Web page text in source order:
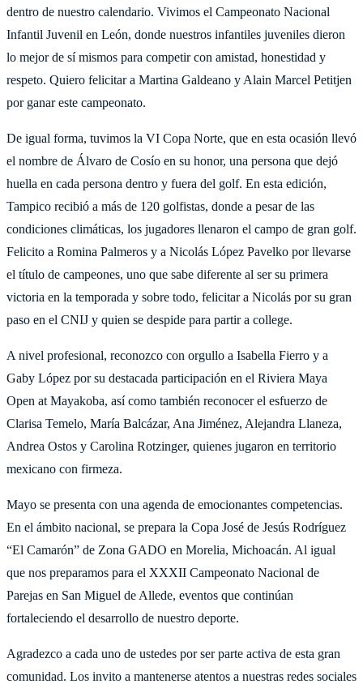
dentro de nuestro calendario. Vivimos el Campeonato Nacional
Infantil Juvenil en León, donde nuestros infantiles juveniles dieron
lo mejor de sí mismos para competir con amistad, honestidad y
respeto. Quiero felicitar a Martina Galdeano y Alain Marcel Petitjen
por ganar este campeonato.
De igual forma, tuvimos la VI Copa Norte, que en esta ocasión llevó
el nombre de Álvaro de Cosío en su honor, una persona que dejó
huella en cada persona dentro y fuera del golf. En esta edición,
Tampico recibió a más de 120 golfistas, donde a pesar de las
condiciones climáticas, los jugadores llenaron el campo de gran golf.
Felicito a Romina Palmeros y a Nicolás López Pavelko por llevarse
el título de campeones, uno que sabe diferente al ser su primera
victoria en la temporada y sobre todo, felicitar a Nicolás por su gran
paso en el CNIJ y quien se despide para partir a college.
A nivel profesional, reconozco con orgullo a Isabella Fierro y a
Gaby López por su destacada participación en el Riviera Maya
Open at Mayakoba, así como también reconocer el esfuerzo de
Clarisa Temelo, María Balcázar, Ana Jiménez, Alejandra Llaneza,
Andrea Ostos y Carolina Rotzinger, quienes jugaron en territorio
mexicano con firmeza.
Mayo se presenta con una agenda de emocionantes competencias.
En el ámbito nacional, se prepara la Copa José de Jesús Rodríguez
“El Camarón” de Zona GADO en Morelia, Michoacán. Al igual
que nos preparamos para el XXXII Campeonato Nacional de
Parejas en San Miguel de Allede, eventos que continúan
fortaleciendo el desarrollo de nuestro deporte.
Agradezco a cada uno de ustedes por ser parte activa de esta gran
comunidad. Los invito a mantenerse atentos a nuestras redes sociales